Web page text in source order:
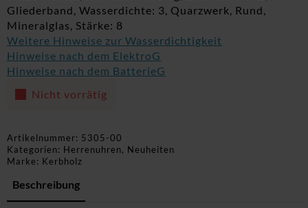
Gliederband, Wasserdichte: 3, Quarzwerk, Rund,
Mineralglas, Stärke: 8
Weitere Hinweise zur Wasserdichtigkeit
Hinweise nach dem ElektroG
Hinweise nach dem BatterieG
Nicht vorrätig
Artikelnummer: 5305-00
Kategorien: Herrenuhren, Neuheiten
Marke: Kerbholz
Beschreibung